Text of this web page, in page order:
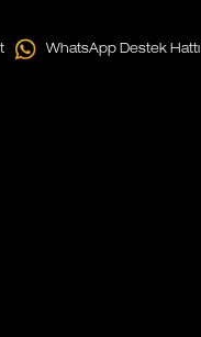
WhatsApp Destek Hattı